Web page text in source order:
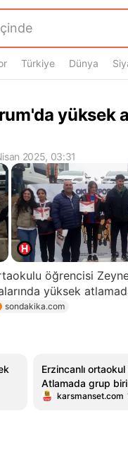
Türkiye Dünya
yüksek
2025, 03:31
öğrencisi
yüksek
sondakika.com
Erzincanlı
Atlamada grup
karsmanset.com